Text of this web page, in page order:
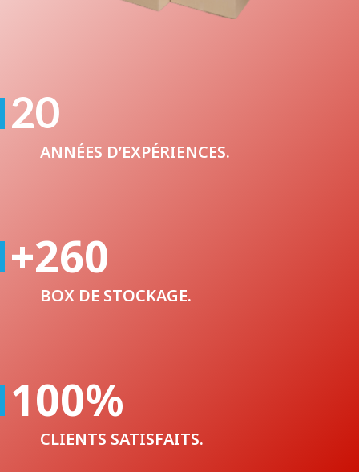
20
ANNÉES D’EXPÉRIENCES.
+260
BOX DE STOCKAGE.
100%
CLIENTS SATISFAITS.